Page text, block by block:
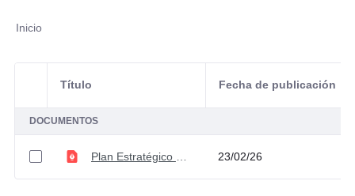
Inicio
Selección del elemento
Título Fecha de publicación
DOCUMENTOS
23/02/26